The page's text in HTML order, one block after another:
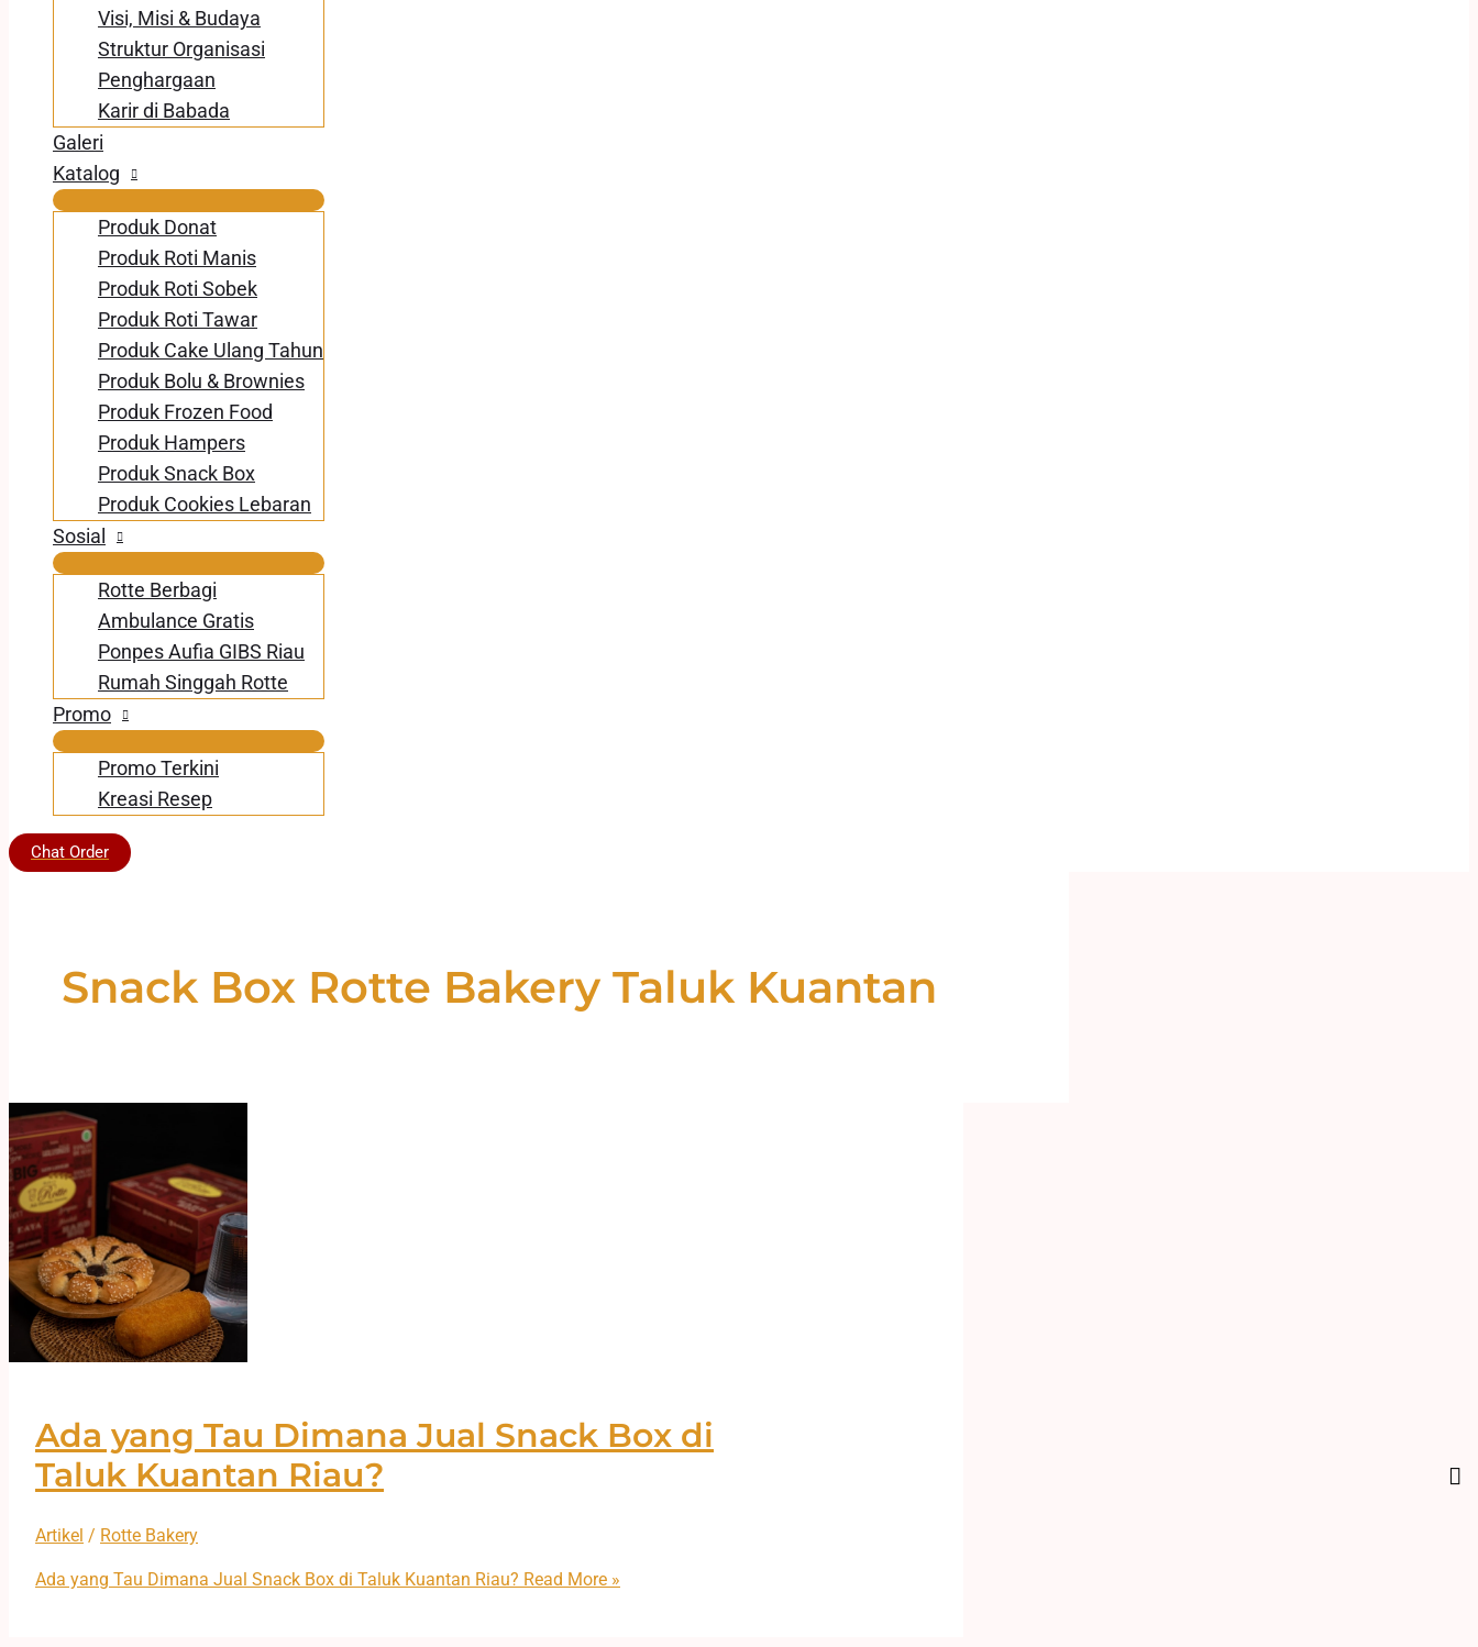
Visi, Misi & Budaya
Struktur Organisasi
Penghargaan
Karir di Babada
Galeri
Katalog
Produk Donat
Produk Roti Manis
Produk Roti Sobek
Produk Roti Tawar
Produk Cake Ulang Tahun
Produk Bolu & Brownies
Produk Frozen Food
Produk Hampers
Produk Snack Box
Produk Cookies Lebaran
Sosial
Rotte Berbagi
Ambulance Gratis
Ponpes Aufia GIBS Riau
Rumah Singgah Rotte
Promo
Promo Terkini
Kreasi Resep
Chat Order
Snack Box Rotte Bakery Taluk Kuantan
Ada yang Tau Dimana Jual Snack Box di
Taluk Kuantan Riau?
Artikel / Rotte Bakery
Ada yang Tau Dimana Jual Snack Box di Taluk Kuantan Riau? Read More »